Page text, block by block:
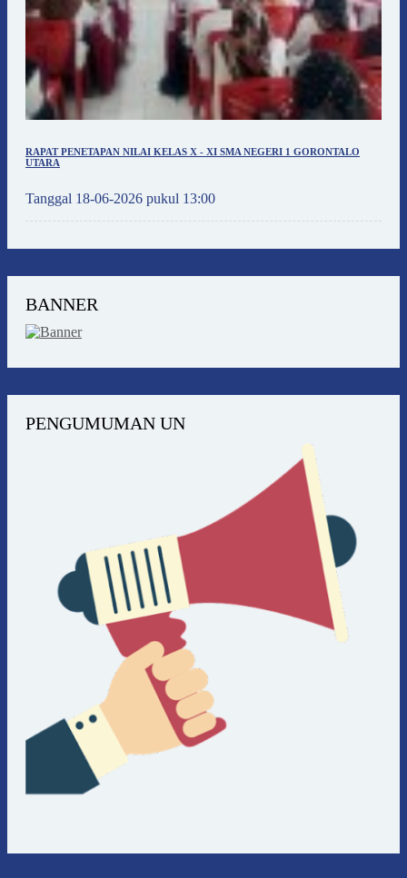
RAPAT PENETAPAN NILAI KELAS X - XI SMA NEGERI 1 GORONTALO
UTARA
Tanggal 18-06-2026 pukul 13:00
BANNER
PENGUMUMAN UN